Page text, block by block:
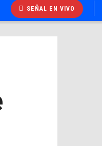
SEÑAL EN VIVO